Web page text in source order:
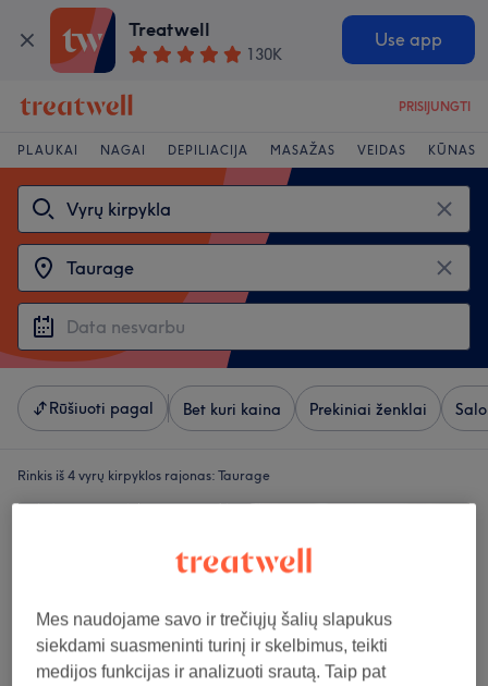
Treatwell
130K
Use app
PRISIJUNGTI
PLAUKAI NAGAI DEPILIACIJA MASAŽAS VEIDAS KŪNAS
Rūšiuoti pagal Bet kuri kaina Prekiniai ženklai
Rinkis iš 4 vyrų kirpyklos rajonas: Taurage
Mes naudojame savo ir trečiųjų šalių slapukus
siekdami suasmeninti turinį ir skelbimus, teikti
medijos funkcijas ir analizuoti srautą. Taip pat